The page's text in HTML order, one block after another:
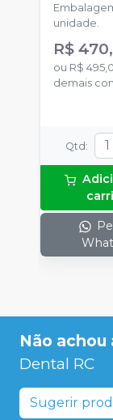
unidade.
R$
ou R$
demais
Qtd :
Não achou
Dental RC
Sugerir